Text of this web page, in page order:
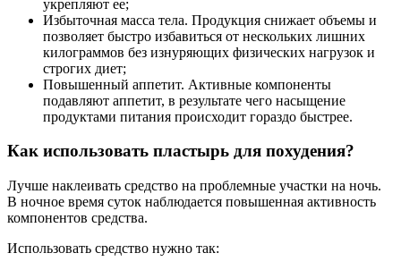
укрепляют ее;
Избыточная масса тела. Продукция снижает объемы и
позволяет быстро избавиться от нескольких лишних
килограммов без изнуряющих физических нагрузок и
строгих диет;
Повышенный аппетит. Активные компоненты
подавляют аппетит, в результате чего насыщение
продуктами питания происходит гораздо быстрее.
Как использовать пластырь для похудения?
Лучше наклеивать средство на проблемные участки на ночь.
В ночное время суток наблюдается повышенная активность
компонентов средства.
Использовать средство нужно так: